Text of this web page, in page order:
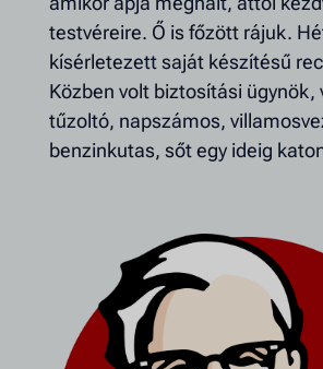
testvéreire. Ő is főzött rájuk.
kísérletezett saját készítésű
Közben volt biztosítási ügynök,
tűzoltó, napszámos,
benzinkutas, sőt egy ideig